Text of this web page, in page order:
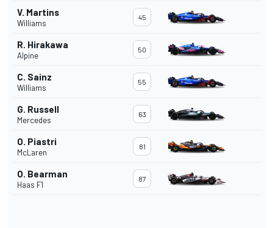
V. Martins
Williams
45
R. Hirakawa
Alpine
50
C. Sainz
Williams
55
G. Russell
Mercedes
63
O. Piastri
McLaren
81
O. Bearman
Haas F1
87